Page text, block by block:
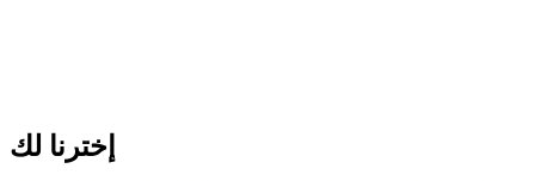
إخترنا لك